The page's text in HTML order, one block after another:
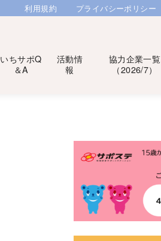
利用規約 プライバシーポリシー
いちサポQ
＆A
活動情
報
協力企業一覧
（2026/7）